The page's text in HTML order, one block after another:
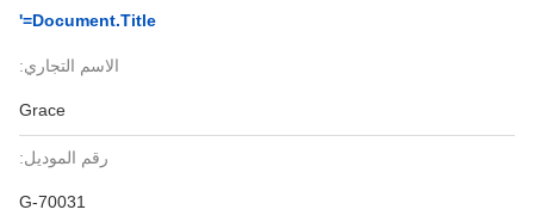
Document.title='
الاسم التجاري:
Grace
رقم الموديل:
G-70031